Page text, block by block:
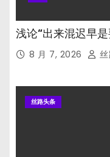
浅论“出来混迟早
8 月 7, 2026
丝路头条